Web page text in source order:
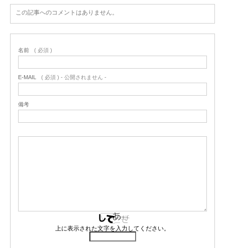
この記事へのコメントはありません。
名前 ( 必須 )
E-MAIL ( 必須 ) - 公開されません -
備考
上に表示された文字を入力してください。